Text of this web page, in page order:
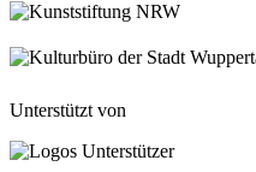
Unterstützt von